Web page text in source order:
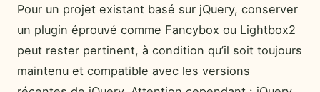
Pour un projet existant basé sur jQuery, conserver
un plugin éprouvé comme Fancybox ou Lightbox2
peut rester pertinent, à condition qu’il soit toujours
maintenu et compatible avec les versions